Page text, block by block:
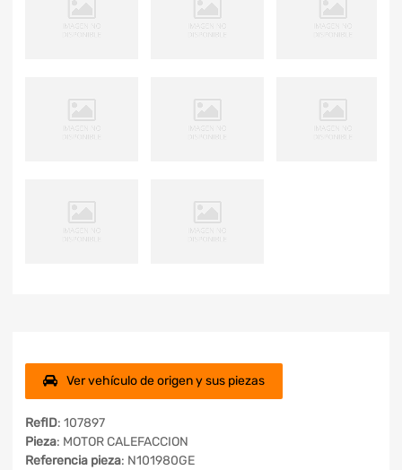
Ver vehículo de origen y sus piezas
RefID: 107897
Pieza: MOTOR CALEFACCION
Referencia pieza: N101980GE